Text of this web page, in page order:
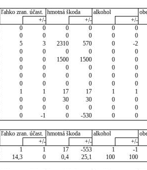
ľahko zran. účast. hmotná škoda alkohol
+/- +/- +/-
0 0 0 0 0 0
0 0 0 0 0 0
5 3 2310 570 0 -2
0 0 0 0 0 0
0 0 1500 1500 0 0
0 0 0 0 0 0
0 0 0 0 0 0
0 0 0 0 0 0
1 1 17 17 1 1
0 0 30 30 0 0
0 0 0 0 0 0
0 -1 0 -530 0 0
ľahko zran. účast. hmotná škoda alkohol
+/- +/- +/-
1 1 17 -553 1 -1
14,3 0 0,4 25,1 100 100